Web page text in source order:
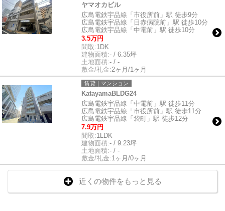
ヤマオカビル
広島電鉄宇品線「市役所前」駅 徒歩9分
広島電鉄宇品線「日赤病院前」駅 徒歩10分
広島電鉄宇品線「中電前」駅 徒歩10分
3.5万円
間取:1DK
建物面積:- / 6.35坪
土地面積:- / -
敷金/礼金:2ヶ月/1ヶ月
賃貸｜マンション
KatayamaBLDG24
広島電鉄宇品線「中電前」駅 徒歩11分
広島電鉄宇品線「市役所前」駅 徒歩11分
広島電鉄宇品線「袋町」駅 徒歩12分
7.9万円
間取:1LDK
建物面積:- / 9.23坪
土地面積:- / -
敷金/礼金:1ヶ月/0ヶ月
近くの物件をもっと見る